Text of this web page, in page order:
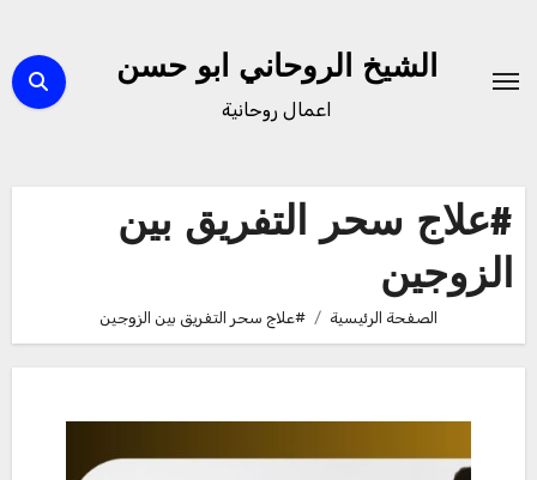
المحتوى
الشيخ الروحاني ابو حسن
اعمال روحانية
#علاج سحر التفريق بين
الزوجين
الصفحة الرئيسية #علاج سحر التفريق بين الزوجين